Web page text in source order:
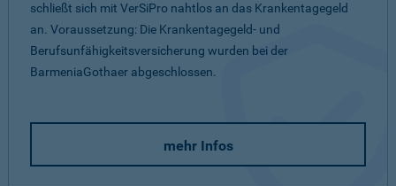
schließt sich mit VerSiPro nahtlos an das Krankentagegeld
an. Voraussetzung: Die Krankentagegeld- und
Berufsunfähigkeitsversicherung wurden bei der
BarmeniaGothaer abgeschlossen.
mehr Infos